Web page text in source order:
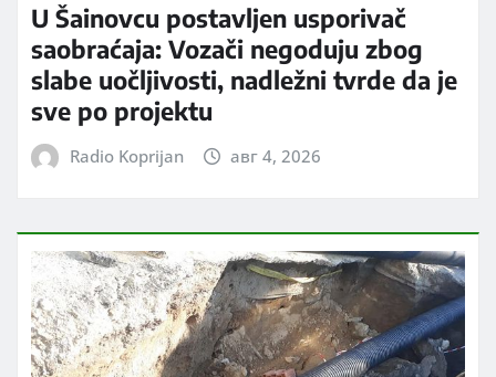
U Šainovcu postavljen usporivač
saobraćaja: Vozači negoduju zbog
slabe uočljivosti, nadležni tvrde da je
sve po projektu
Radio Koprijan авг 4, 2026